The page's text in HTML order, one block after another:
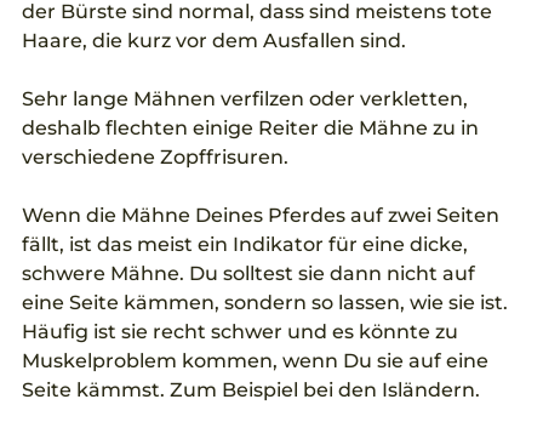
der Bürste sind normal, dass sind meistens tote
Haare, die kurz vor dem Ausfallen sind.
Sehr lange Mähnen verfilzen oder verkletten,
deshalb flechten einige Reiter die Mähne zu in
verschiedene Zopffrisuren.
Wenn die Mähne Deines Pferdes auf zwei Seiten
fällt, ist das meist ein Indikator für eine dicke,
schwere Mähne. Du solltest sie dann nicht auf
eine Seite kämmen, sondern so lassen, wie sie ist.
Häufig ist sie recht schwer und es könnte zu
Muskelproblem kommen, wenn Du sie auf eine
Seite kämmst. Zum Beispiel bei den Isländern.